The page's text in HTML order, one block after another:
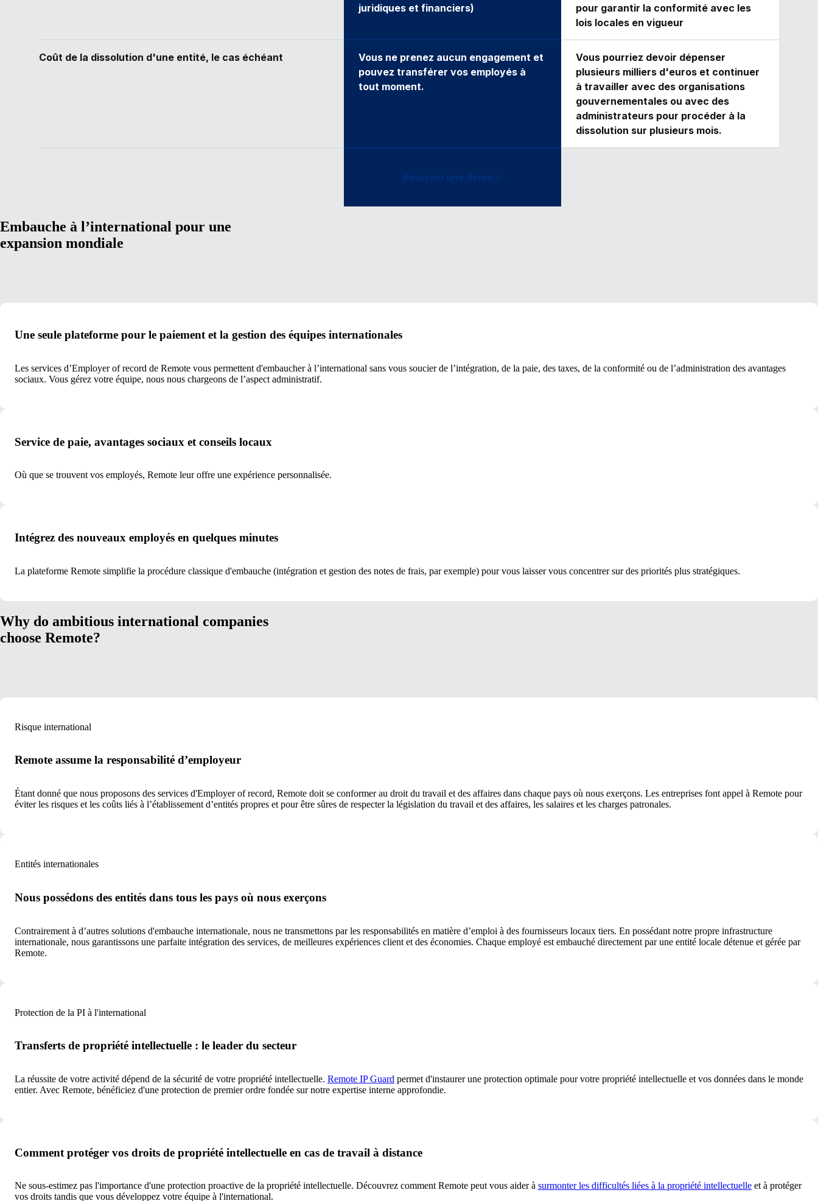
juridiques et financiers)
pour garantir la conformité avec les
lois locales en vigueur
Coût de la dissolution d'une entité, le cas échéant
Vous ne prenez aucun engagement et
pouvez transférer vos employés à
tout moment.
Vous pourriez devoir dépenser
plusieurs milliers d'euros et continuer
à travailler avec des organisations
gouvernementales ou avec des
administrateurs pour procéder à la
dissolution sur plusieurs mois.
Réserver une démo
Embauche à l’international pour une
expansion mondiale
Une seule plateforme pour le paiement et la gestion des équipes internationales
Les services d’Employer of record de Remote vous permettent d'embaucher à l’international sans vous soucier de l’intégration, de la paie, des taxes, de la conformité ou de l’administration des avantages
sociaux. Vous gérez votre équipe, nous nous chargeons de l’aspect administratif.
Service de paie, avantages sociaux et conseils locaux
Où que se trouvent vos employés, Remote leur offre une expérience personnalisée.
Intégrez des nouveaux employés en quelques minutes
La plateforme Remote simplifie la procédure classique d'embauche (intégration et gestion des notes de frais, par exemple) pour vous laisser vous concentrer sur des priorités plus stratégiques.
Why do ambitious international companies
choose Remote?
Risque international
Remote assume la responsabilité d’employeur
Étant donné que nous proposons des services d'Employer of record, Remote doit se conformer au droit du travail et des affaires dans chaque pays où nous exerçons. Les entreprises font appel à Remote pour
éviter les risques et les coûts liés à l’établissement d’entités propres et pour être sûres de respecter la législation du travail et des affaires, les salaires et les charges patronales.
Entités internationales
Nous possédons des entités dans tous les pays où nous exerçons
Contrairement à d’autres solutions d'embauche internationale, nous ne transmettons par les responsabilités en matière d’emploi à des fournisseurs locaux tiers. En possédant notre propre infrastructure
internationale, nous garantissons une parfaite intégration des services, de meilleures expériences client et des économies. Chaque employé est embauché directement par une entité locale détenue et gérée par
Remote.
Protection de la PI à l'international
Transferts de propriété intellectuelle : le leader du secteur
La réussite de votre activité dépend de la sécurité de votre propriété intellectuelle. Remote IP Guard permet d'instaurer une protection optimale pour votre propriété intellectuelle et vos données dans le monde
entier. Avec Remote, bénéficiez d'une protection de premier ordre fondée sur notre expertise interne approfondie.
Comment protéger vos droits de propriété intellectuelle en cas de travail à distance
Ne sous-estimez pas l'importance d'une protection proactive de la propriété intellectuelle. Découvrez comment Remote peut vous aider à surmonter les difficultés liées à la propriété intellectuelle et à protéger
vos droits tandis que vous développez votre équipe à l'international.